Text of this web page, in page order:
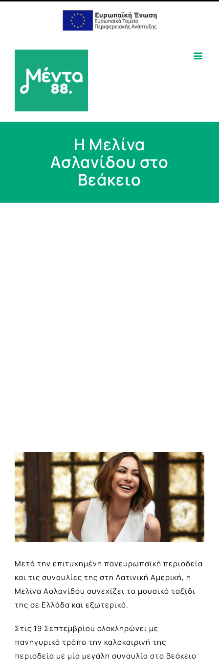
Η Μελίνα
Ασλανίδου στο
Βεάκειο
View
Larger
Image
Μετά την επιτυχημένη πανευρωπαϊκή περιοδεία
και τις συναυλίες της στη Λατινική Αμερική, η
Μελίνα Ασλανίδου συνεχίζει το μουσικό ταξίδι
της σε Ελλάδα και εξωτερικό.
Στις 19 Σεπτεμβρίου ολοκληρώνει με
πανηγυρικό τρόπο την καλοκαιρινή της
περιοδεία με μία μεγάλη συναυλία στο Βεάκειο